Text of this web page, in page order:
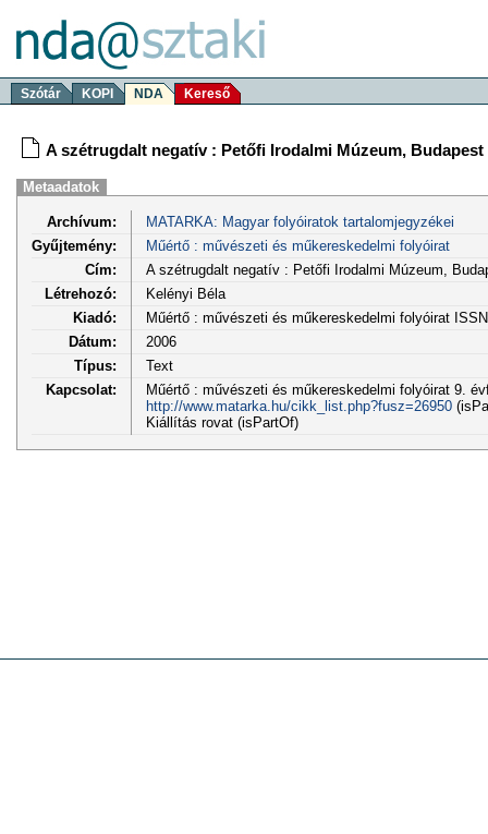
Szótár KOPI NDA Kereső
A szétrugdalt negatív : Petőfi Irodalmi Múzeum, Budapest
Metaadatok
Archívum:
MATARKA: Magyar folyóiratok tartalomjegyzékei
Gyűjtemény:
Műértő : művészeti és műkereskedelmi folyóirat
Cím:
A szétrugdalt negatív : Petőfi Irodalmi Múzeum,
Létrehozó:
Kelényi Béla
Kiadó:
Műértő : művészeti és műkereskedelmi folyóirat
Dátum:
2006
Típus:
Text
Kapcsolat:
Műértő : művészeti és műkereskedelmi folyóirat 9.
http://www.matarka.hu/cikk_list.php?fusz=26950
Kiállítás rovat (isPartOf)